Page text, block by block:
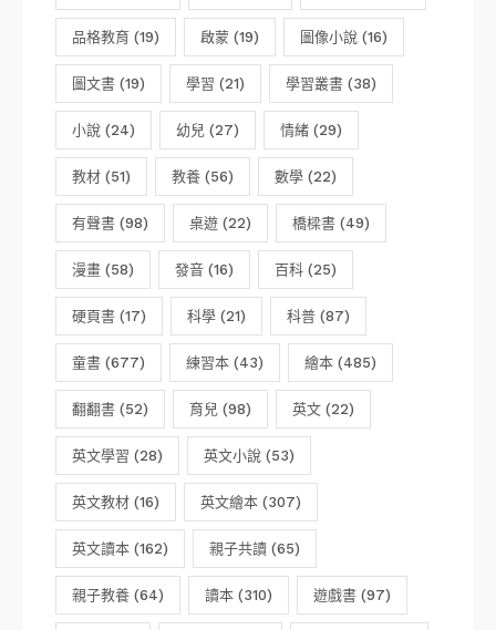
品格教育 (19) 啟蒙 (19) 圖像小說 (16)
圖文書 (19) 學習 (21) 學習叢書 (38)
小說 (24) 幼兒 (27) 情緒 (29)
教材 (51) 教養 (56) 數學 (22)
有聲書 (98) 桌遊 (22) 橋樑書 (49)
漫畫 (58) 發音 (16) 百科 (25)
硬頁書 (17) 科學 (21) 科普 (87)
童書 (677) 練習本 (43) 繪本 (485)
翻翻書 (52) 育兒 (98) 英文 (22)
英文學習 (28) 英文小說 (53)
英文教材 (16) 英文繪本 (307)
英文讀本 (162) 親子共讀 (65)
親子教養 (64) 讀本 (310) 遊戲書 (97)